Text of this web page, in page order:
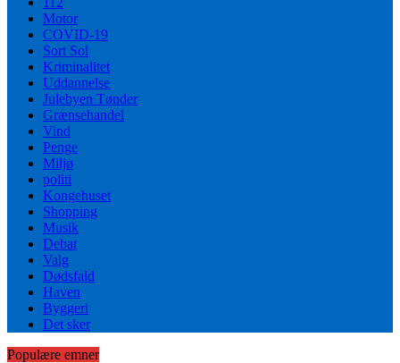
Motor
COVID-19
Sort Sol
Kriminalitet
Uddannelse
Julebyen Tønder
Grænsehandel
Vind
Penge
Miljø
politi
Kongehuset
Shopping
Musik
Debat
Valg
Dødsfald
Haven
Byggeri
Det sker
Populære emner